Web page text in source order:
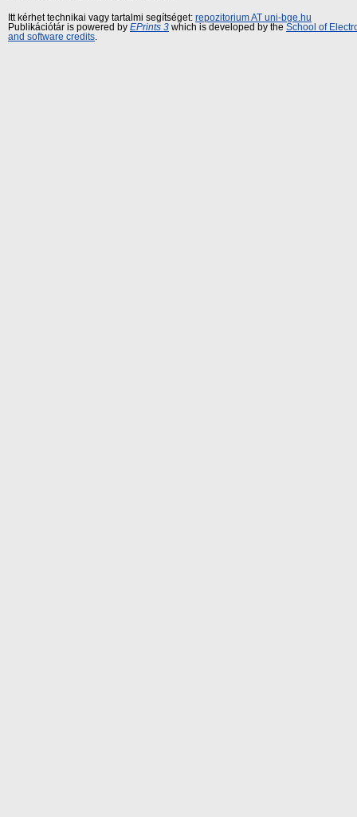
Itt kérhet technikai vagy tartalmi segítséget: repozitorium AT uni-bge.hu
Publikációtár is powered by EPrints 3 which is developed by the School of
and software credits